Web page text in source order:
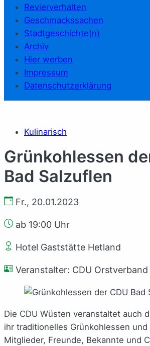
Revierverhalten
Geschmackssachen
Stadtgeschichte(n)
Archiv
Hier werben
Impressum
Datenschutzerklärung
Kulinarisch
Grünkohlessen
Bad Salzuflen
Fr., 20.01.2023
ab 19:00 Uhr
Hotel Gaststätte Hetland
Veranstalter: CDU Orstverband
Die CDU Wüsten veranstaltet auch
ihr traditionelles Grünkohlessen
Mitglieder, Freunde, Bekannte und